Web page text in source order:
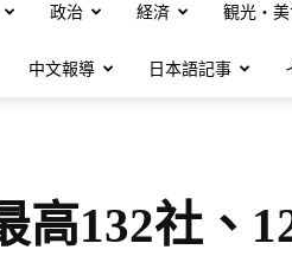
政治 経済 観光・
中文報導 日本語記事
高132社、